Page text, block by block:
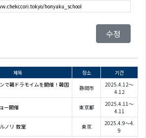
honyaku_school
수정
제목 장소
기간
で韓ドラモイムを開催！韓国
静岡市
2025.4.12～
4.12
ー開催 東京都
2025.4.11～
4.11
ノリ 教室 東京
2025.4.9～4.
9